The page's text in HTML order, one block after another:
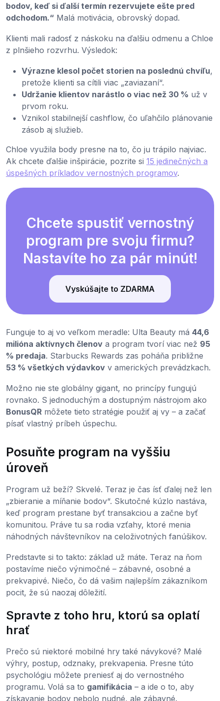
bodov, keď si ďalší termín rezervujete ešte pred
odchodom.“ Malá motivácia, obrovský dopad.
Klienti mali radosť z náskoku na ďalšiu odmenu a Chloe
z plnšieho rozvrhu. Výsledok:
Výrazne klesol počet storien na poslednú chvíľu,
pretože klienti sa cítili viac „zaviazaní“.
Udržanie klientov narástlo o viac než 30 % už v
prvom roku.
Vznikol stabilnejší cashflow, čo uľahčilo plánovanie
zásob aj služieb.
Chloe využila body presne na to, čo ju trápilo najviac.
Ak chcete ďalšie inšpirácie, pozrite si 15 jedinečných a
úspešných príkladov vernostných programov.
Chcete spustiť vernostný
program pre svoju firmu?
Nastavíte ho za pár minút!
Vyskúšajte to ZDARMA
Funguje to aj vo veľkom meradle: Ulta Beauty má 44,6
milióna aktívnych členov a program tvorí viac než 95
% predaja. Starbucks Rewards zas poháňa približne
53 % všetkých výdavkov v amerických prevádzkach.
Možno nie ste globálny gigant, no princípy fungujú
rovnako. S jednoduchým a dostupným nástrojom ako
BonusQR môžete tieto stratégie použiť aj vy – a začať
písať vlastný príbeh úspechu.
Posuňte program na vyššiu
úroveň
Program už beží? Skvelé. Teraz je čas ísť ďalej než len
„zbieranie a míňanie bodov“. Skutočné kúzlo nastáva,
keď program prestane byť transakciou a začne byť
komunitou. Práve tu sa rodia vzťahy, ktoré menia
náhodných návštevníkov na celoživotných fanúšikov.
Predstavte si to takto: základ už máte. Teraz na ňom
postavíme niečo výnimočné – zábavné, osobné a
prekvapivé. Niečo, čo dá vašim najlepším zákazníkom
pocit, že sú naozaj dôležití.
Spravte z toho hru, ktorú sa oplatí
hrať
Prečo sú niektoré mobilné hry také návykové? Malé
výhry, postup, odznaky, prekvapenia. Presne túto
psychológiu môžete preniesť aj do vernostného
programu. Volá sa to gamifikácia – a ide o to, aby
získavanie bodov nebolo nudné, ale zábavné.